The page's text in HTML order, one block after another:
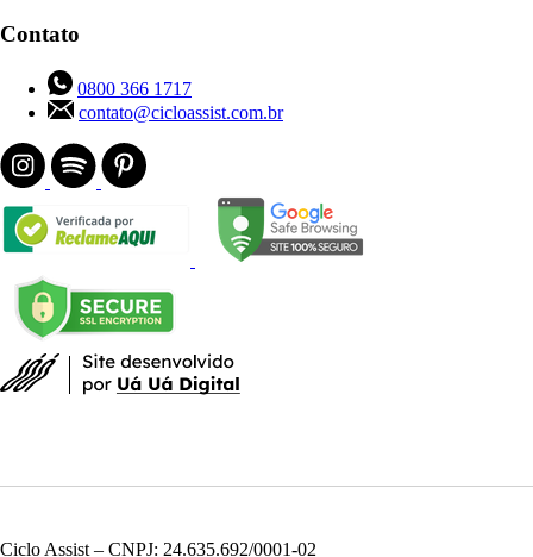
Contato
0800 366 1717
contato@cicloassist.com.br
Ciclo Assist – CNPJ: 24.635.692/0001-02